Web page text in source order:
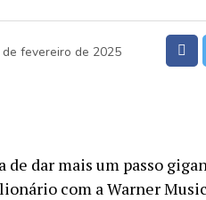
de fevereiro de 2025
dar mais um passo
com a Warner